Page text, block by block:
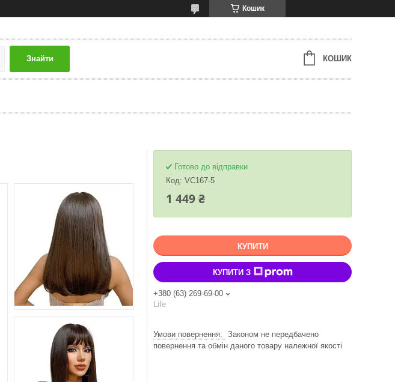
Кошик
Знайти КОШИК
Готово до відправки
Код: VC167-5
1 449 ₴
КУПИТИ
КУПИТИ З
+380 (63) 269-69-00
Life
Законом не передбачено
повернення та обмін даного товару належної якості